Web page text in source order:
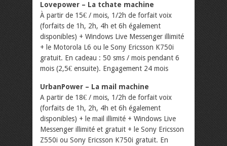
Lovepower – La tchate machine
À partir de 15€ / mois, 1/2h de forfait voix
(forfaits de 1h, 2h, 4h et 6h également
disponibles) + Windows Live Messenger illimité
+ le Motorola L6 ou le Sony Ericsson K750i
gratuit. En cadeau : 50 sms / mois pendant 6
mois (2,5€ ensuite). Engagement 24 mois
UrbanPower – La mail machine
A partir de 18€ / mois, 1/2h de forfait voix
(forfaits de 1h, 2h, 4h et 6h également
disponibles) + le mail illimité + Windows Live
Messenger illimité et gratuit + le Sony Ericsson
Z550i ou Sony Ericsson K750i gratuit. En